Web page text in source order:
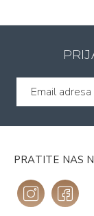
PRATITE NAS